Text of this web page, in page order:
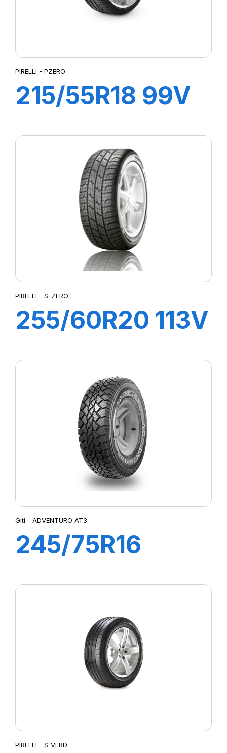
PIRELLI - PZERO
215/55R18 99V
PIRELLI - S-ZERO
255/60R20 113V
Season (LR)
Giti - ADVENTURO AT3
245/75R16
AT3 WL
PIRELLI - S-VERD